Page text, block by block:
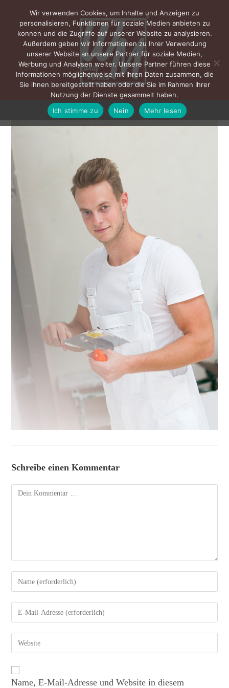
MENÜ
Schreibe einen Kommentar
Name, E-Mail-Adresse und Website in diesem
Wir verwenden Cookies, um Inhalte und Anzeigen zu
personalisieren, Funktionen für soziale Medien anbieten zu
konnen und die Zugriffe auf unserer Website zu analysieren.
Außerdem geben wir Informationen zu Ihrer Verwendung
unserer Website an unsere Partner für soziale Medien,
Werbung und Analysen weiter. Unsere Partner führen diese
Informationen möglicherweise mit Ihren Daten zusammen, die
Sie ihnen bereitgestellt haben oder die Sie im Rahmen Ihrer
Nutzung der Dienste gesammelt haben.
Ich stimme zu
Nein Mehr lesen